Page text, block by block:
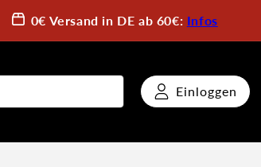
0€ Versand in DE ab 60€: Infos
Einloggen